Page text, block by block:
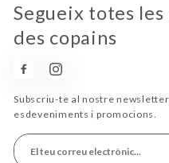
Segueix totes
des copains
Subscriu-te al nostre
esdeveniments i promocions.